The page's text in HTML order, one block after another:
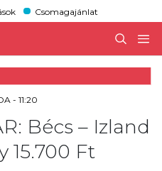
Csomagajánlat
- 11:20
Bécs – Izland
15.700 Ft